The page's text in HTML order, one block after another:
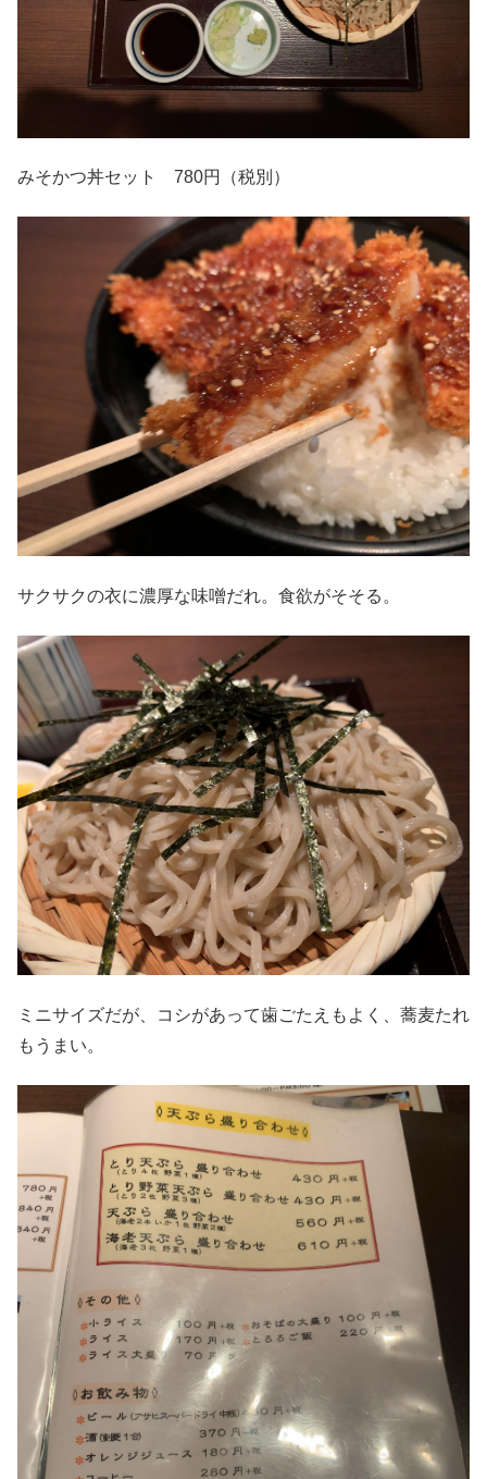
みそかつ丼セット 780円（税別）
サクサクの衣に濃厚な味噌だれ。食欲がそそる。
ミニサイズだが、コシがあって歯ごたえもよく、蕎麦たれ
もうまい。